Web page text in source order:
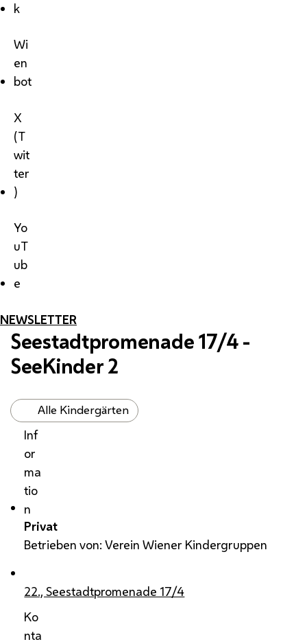
k
Wi
en
bot
X
(T
wit
ter
)
Yo
uT
ub
e
NEWSLETTER
Seestadtpromenade 17/4 -
SeeKinder 2
Alle Kindergärten
Inf
or
ma
tio
n
Privat
Betrieben von: Verein Wiener Kindergruppen
22., Seestadtpromenade 17/4
Ko
nta